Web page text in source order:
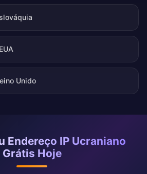
Unido
Endereço IP Ucraniano
Grátis Hoje